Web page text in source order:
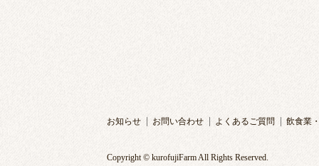
お知らせ お問い合わせ よくあるご質問 飲食業
Copyright © kurofujiFarm All Rights Reserved.